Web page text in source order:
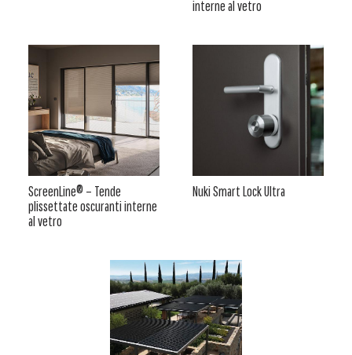
interne al vetro
ScreenLine® – Tende
plissettate oscuranti interne
al vetro
Nuki Smart Lock Ultra